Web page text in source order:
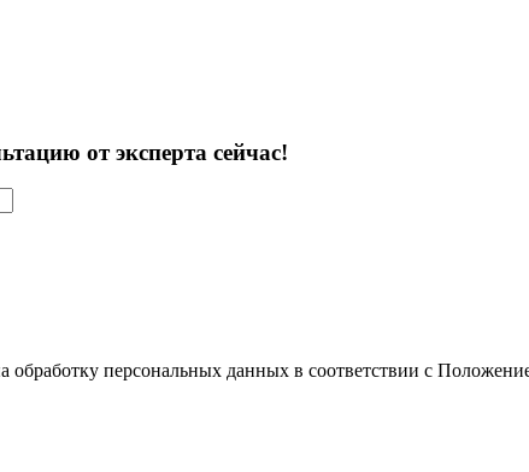
от эксперта сейчас!
обработку персональных данных в соответствии с